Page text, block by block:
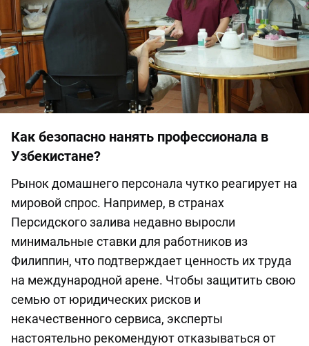
Как безопасно нанять профессионала в
Узбекистане?
Рынок домашнего персонала чутко реагирует на
мировой спрос. Например, в странах
Персидского залива недавно выросли
минимальные ставки для работников из
Филиппин, что подтверждает ценность их труда
на международной арене. Чтобы защитить свою
семью от юридических рисков и
некачественного сервиса, эксперты
настоятельно рекомендуют отказываться от